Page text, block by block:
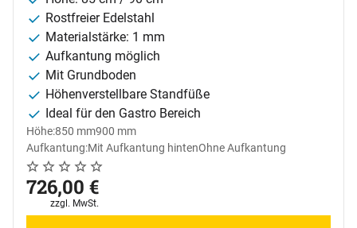
Rostfreier Edelstahl
Materialstärke: 1 mm
Aufkantung möglich
Mit Grundboden
Höhenverstellbare Standfüße
Ideal für den Gastro Bereich
Höhe:850 mm900 mm
Aufkantung:Mit Aufkantung hintenOhne Aufkantung
Noch keine Bewertungen abgegeben
0 Bewertungen
726,00 €
Steuerhinweis:
zzgl. MwSt.